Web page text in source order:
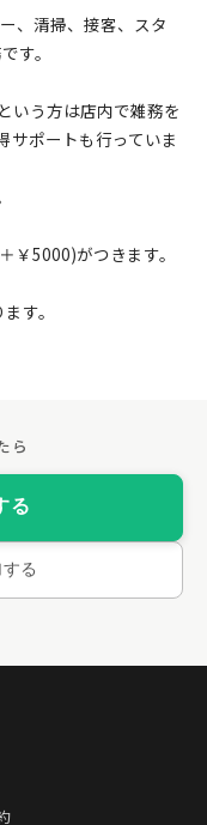
、清掃、接客、スタ
す。
いう方は店内で雑務を
サポートも行っていま
￥5000)がつきます。
す。
る
る